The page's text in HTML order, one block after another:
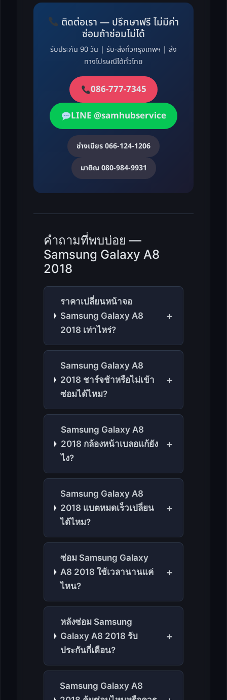
ติดต่อเรา — ปรึกษาฟรี ไม่มีค่า
ซ่อมถ้าซ่อมไม่ได้
รับประกัน 90 วัน | รับ-ส่งทั่วกรุงเทพฯ | ส่ง
ทางไปรษณีได้ทั่วไทย
086-777-7345
LINE @samhubservice
ช่างเบียร 066-124-1206
มาติณ 080-984-9931
คำถามที่พบบ่อย —
Samsung Galaxy A8
2018
ราคาเปลี่ยนหน้าจอ
Samsung Galaxy A8
2018 เท่าไหร่?
+
Samsung Galaxy A8
2018 ชาร์จช้าหรือไม่เข้า
ซ่อมได้ไหม?
+
Samsung Galaxy A8
2018 กล้องหน้าเบลอแก้ยัง
ไง?
+
Samsung Galaxy A8
2018 แบตหมดเร็วเปลี่ยน
ได้ไหม?
+
ซ่อม Samsung Galaxy
A8 2018 ใช้เวลานานแค่
ไหน?
+
หลังซ่อม Samsung
Galaxy A8 2018 รับ
ประกันกี่เดือน?
+
Samsung Galaxy A8